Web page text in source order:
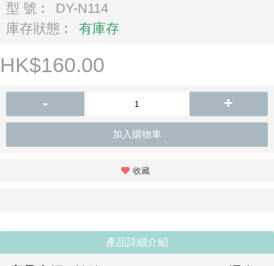
型 號︰
DY-N114
庫存狀態︰
有庫存
HK$160.00
- +
加入購物車
收藏
產品詳細介紹